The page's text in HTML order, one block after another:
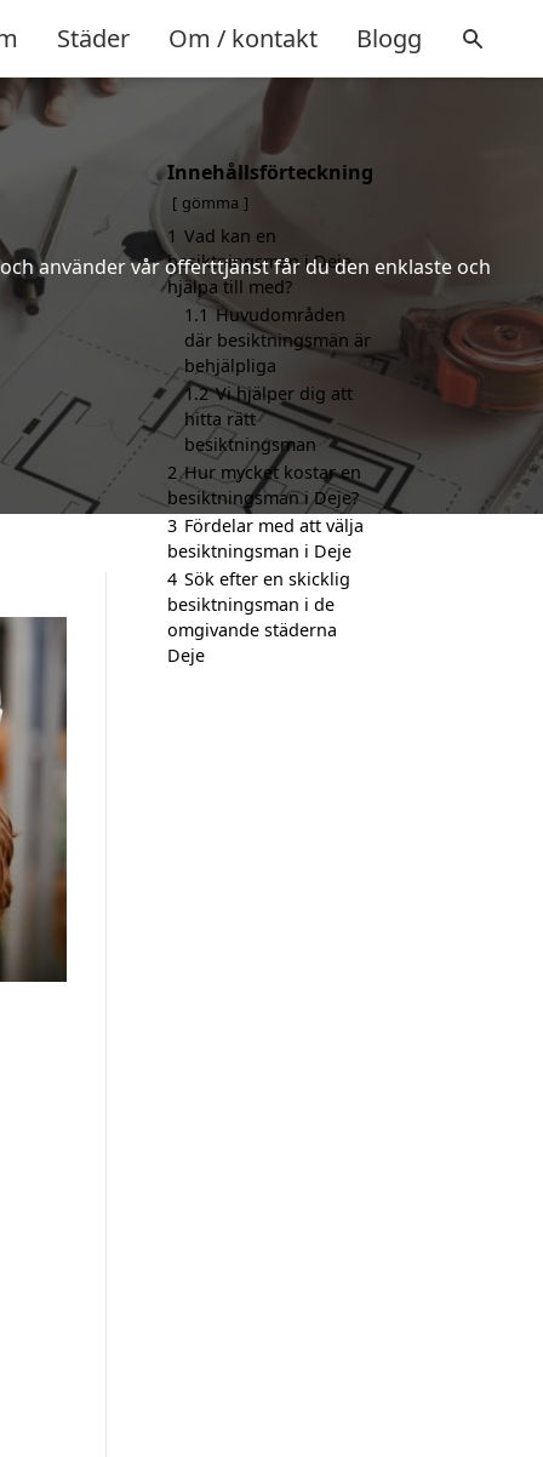
Städer Om / kontakt Blogg
använder vår offerttjänst får du den enklaste och
Innehållsförteckning
gömma
1 Vad kan en
besiktningsman i Deje
hjälpa till med?
1.1 Huvudområden
där besiktningsmän är
behjälpliga
1.2 Vi hjälper dig att
hitta rätt
besiktningsman
2 Hur mycket kostar en
besiktningsman i Deje?
3 Fördelar med att välja
besiktningsman i Deje
4 Sök efter en skicklig
besiktningsman i de
omgivande städerna
Deje